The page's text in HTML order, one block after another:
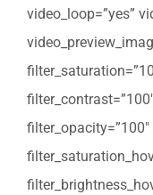
video_loop=”yes”
filter_opacity=”100″